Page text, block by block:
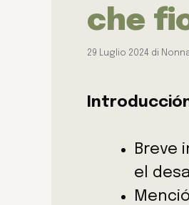
che
29 Luglio 2024 di
Breve
el